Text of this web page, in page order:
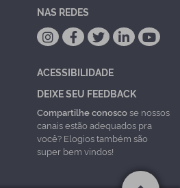
NAS REDES
ACESSIBILIDADE
DEIXE SEU FEEDBACK
Compartilhe conoscose nossos
canais estão adequados pra
você? Elogios também são
super bem vindos!